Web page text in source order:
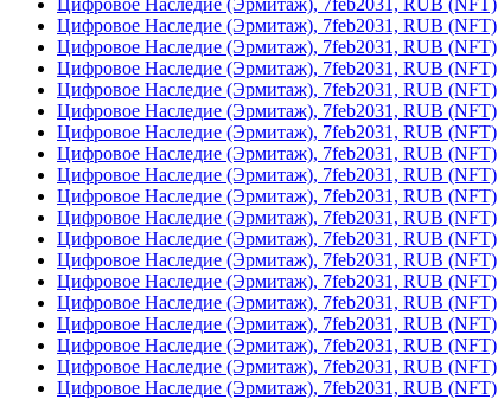
Цифровое Наследие (Эрмитаж), 7feb2031, RUB (NFT)
Цифровое Наследие (Эрмитаж), 7feb2031, RUB (NFT)
Цифровое Наследие (Эрмитаж), 7feb2031, RUB (NFT)
Цифровое Наследие (Эрмитаж), 7feb2031, RUB (NFT)
Цифровое Наследие (Эрмитаж), 7feb2031, RUB (NFT)
Цифровое Наследие (Эрмитаж), 7feb2031, RUB (NFT)
Цифровое Наследие (Эрмитаж), 7feb2031, RUB (NFT)
Цифровое Наследие (Эрмитаж), 7feb2031, RUB (NFT)
Цифровое Наследие (Эрмитаж), 7feb2031, RUB (NFT)
Цифровое Наследие (Эрмитаж), 7feb2031, RUB (NFT)
Цифровое Наследие (Эрмитаж), 7feb2031, RUB (NFT)
Цифровое Наследие (Эрмитаж), 7feb2031, RUB (NFT)
Цифровое Наследие (Эрмитаж), 7feb2031, RUB (NFT)
Цифровое Наследие (Эрмитаж), 7feb2031, RUB (NFT)
Цифровое Наследие (Эрмитаж), 7feb2031, RUB (NFT)
Цифровое Наследие (Эрмитаж), 7feb2031, RUB (NFT)
Цифровое Наследие (Эрмитаж), 7feb2031, RUB (NFT)
Цифровое Наследие (Эрмитаж), 7feb2031, RUB (NFT)